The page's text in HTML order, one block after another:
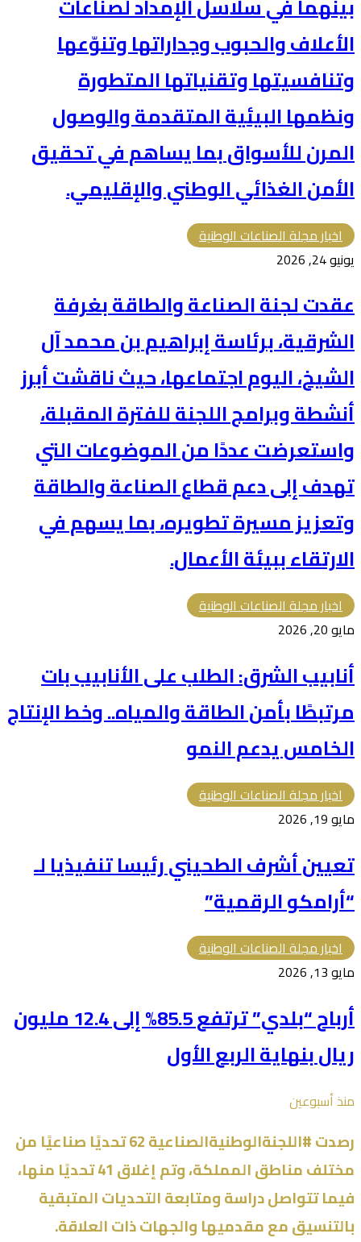
بينهما في سلاسل الإمداد لصناعات
الأعلاف والحبوب وجداراتها وتنوّعها
وتنافسيتها وتقنياتها المتطورة
ونظمها البيئية المتقدمة والوصول
المرن للأسواق بما يساهم في تحقيق
الأمن الغذائي الوطني والإقليمي.
اخبار مجلة الصناعات الوطنية
يونيو 24, 2026
عقدت لجنة الصناعة والطاقة بغرفة
الشرقية، برئاسة إبراهيم بن محمد آل
الشيخ، اليوم اجتماعها، حيث ناقشت أبرز
أنشطة وبرامج اللجنة للفترة المقبلة،
واستعرضت عددًا من الموضوعات التي
تهدف إلى دعم قطاع الصناعة والطاقة
وتعزيز مسيرة تطويره، بما يسهم في
الارتقاء ببيئة الأعمال.
اخبار مجلة الصناعات الوطنية
مايو 20, 2026
أنابيب الشرق: الطلب على الأنابيب بات
مرتبطًا بأمن الطاقة والمياه.. وخط الإنتاج
الخامس يدعم النمو
اخبار مجلة الصناعات الوطنية
مايو 19, 2026
تعيين أشرف الطحيني رئيسا تنفيذيا لـ
“أرامكو الرقمية”
اخبار مجلة الصناعات الوطنية
مايو 13, 2026
أرباح “بلدي” ترتفع 85.5% إلى 12.4 مليون
ريال بنهاية الربع الأول
منذ أسبوعين
رصدت #اللجنةالوطنيةالصناعية 62 تحديًا صناعيًا من
مختلف مناطق المملكة، وتم إغلاق 41 تحديًا منها،
فيما تتواصل دراسة ومتابعة التحديات المتبقية
بالتنسيق مع مقدميها والجهات ذات العلاقة.